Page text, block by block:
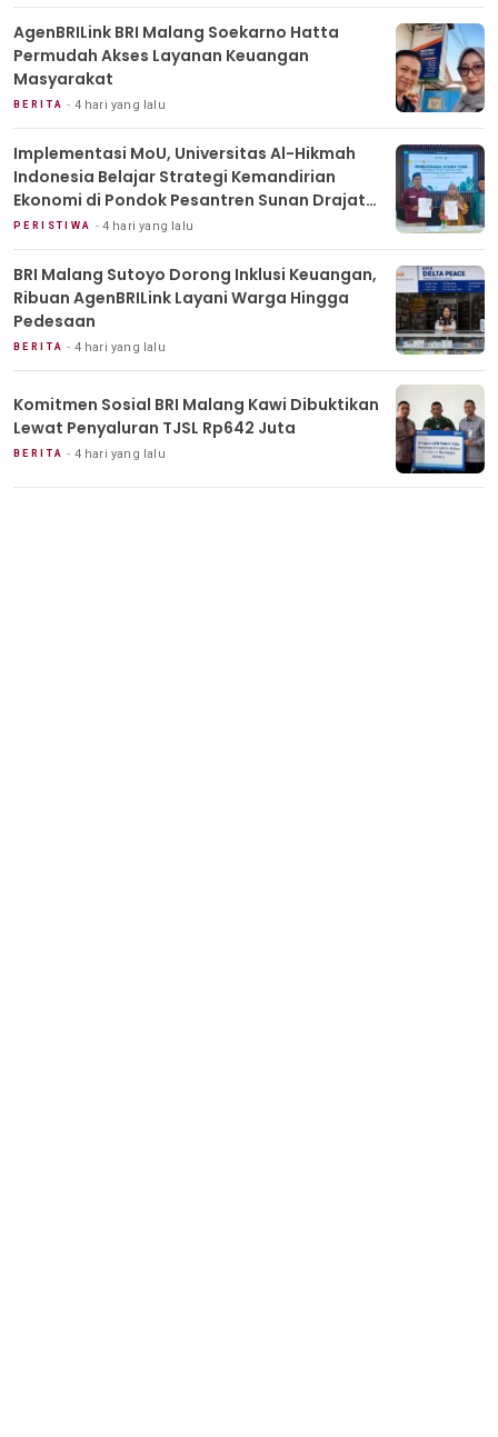
AgenBRILink BRI Malang Soekarno Hatta
Permudah Akses Layanan Keuangan
Masyarakat
BERITA 4 hari yang lalu
Implementasi MoU, Universitas Al-Hikmah
Indonesia Belajar Strategi Kemandirian
Ekonomi di Pondok Pesantren Sunan Drajat
Lamongan
PERISTIWA 4 hari yang lalu
BRI Malang Sutoyo Dorong Inklusi Keuangan,
Ribuan AgenBRILink Layani Warga Hingga
Pedesaan
BERITA 4 hari yang lalu
Komitmen Sosial BRI Malang Kawi Dibuktikan
Lewat Penyaluran TJSL Rp642 Juta
BERITA 4 hari yang lalu